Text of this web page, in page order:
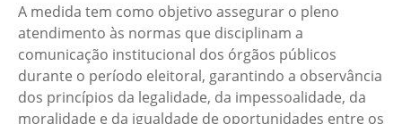
A medida tem como objetivo assegurar o pleno
atendimento às normas que disciplinam a
comunicação institucional dos órgãos públicos
durante o período eleitoral, garantindo a observância
dos princípios da legalidade, da impessoalidade, da
moralidade e da igualdade de oportunidades entre os